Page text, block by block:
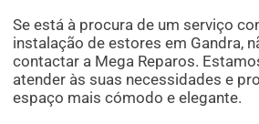
Se está à procura de um serviço
instalação de estores em Gandra,
contactar a Mega Reparos.
atender às suas necessidades e
espaço mais cómodo e elegante.